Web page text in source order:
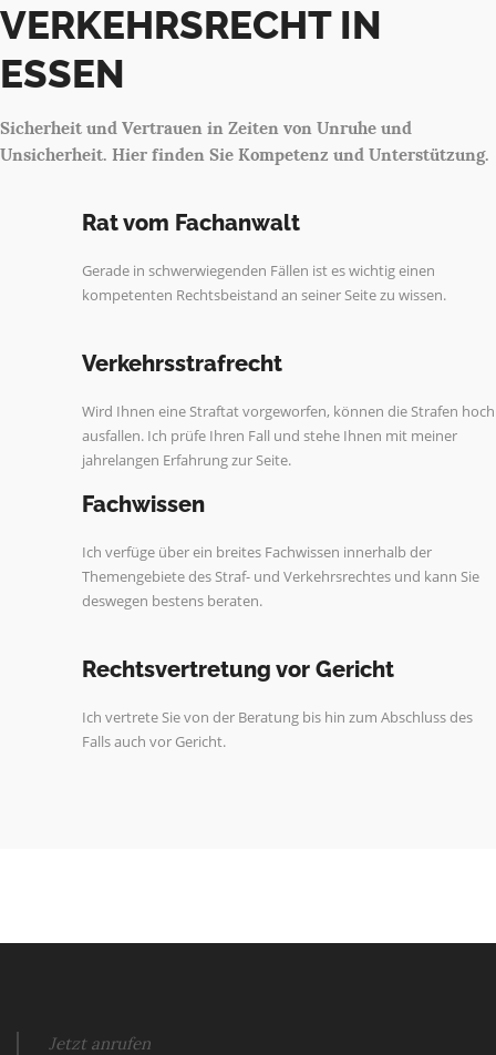
VERKEHRSRECHT IN
ESSEN
Sicherheit und Vertrauen in Zeiten von Unruhe und
Unsicherheit. Hier finden Sie Kompetenz und Unterstützung.
Rat vom Fachanwalt
Gerade in schwerwiegenden Fällen ist es wichtig einen
kompetenten Rechtsbeistand an seiner Seite zu wissen.
Verkehrsstrafrecht
Wird Ihnen eine Straftat vorgeworfen, können die Strafen hoch
ausfallen. Ich prüfe Ihren Fall und stehe Ihnen mit meiner
jahrelangen Erfahrung zur Seite.
Fachwissen
Ich verfüge über ein breites Fachwissen innerhalb der
Themengebiete des Straf- und Verkehrsrechtes und kann Sie
deswegen bestens beraten.
Rechtsvertretung vor Gericht
Ich vertrete Sie von der Beratung bis hin zum Abschluss des
Falls auch vor Gericht.
Jetzt anrufen